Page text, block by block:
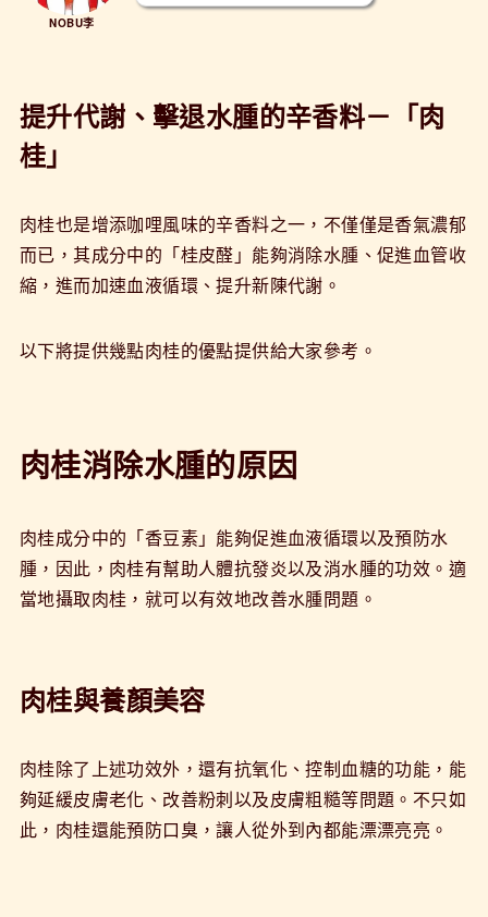
NOBU李
提升代謝、擊退水腫的辛香料－「肉
桂」
肉桂也是增添咖哩風味的辛香料之一，不僅僅是香氣濃郁
而已，其成分中的「桂皮醛」能夠消除水腫、促進血管收
縮，進而加速血液循環、提升新陳代謝。
以下將提供幾點肉桂的優點提供給大家參考。
肉桂消除水腫的原因
肉桂成分中的「香豆素」能夠促進血液循環以及預防水
腫，因此，肉桂有幫助人體抗發炎以及消水腫的功效。適
當地攝取肉桂，就可以有效地改善水腫問題。
肉桂與養顏美容
肉桂除了上述功效外，還有抗氧化、控制血糖的功能，能
夠延緩皮膚老化、改善粉刺以及皮膚粗糙等問題。不只如
此，肉桂還能預防口臭，讓人從外到內都能漂漂亮亮。